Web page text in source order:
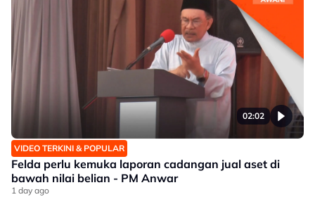
02:02
VIDEO TERKINI & POPULAR
Felda perlu kemuka laporan cadangan jual aset di
bawah nilai belian - PM Anwar
1 day ago